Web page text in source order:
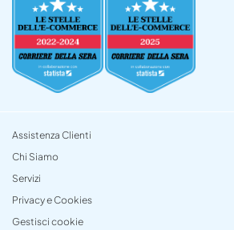
Assistenza Clienti
Chi Siamo
Servizi
Privacy e Cookies
Gestisci cookie